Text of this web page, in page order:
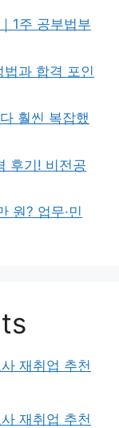
1주 공부법부
과 합격 포인
훨씬 복잡했
후기! 비전공
원? 업무·민
재취업 추천
재취업 추천